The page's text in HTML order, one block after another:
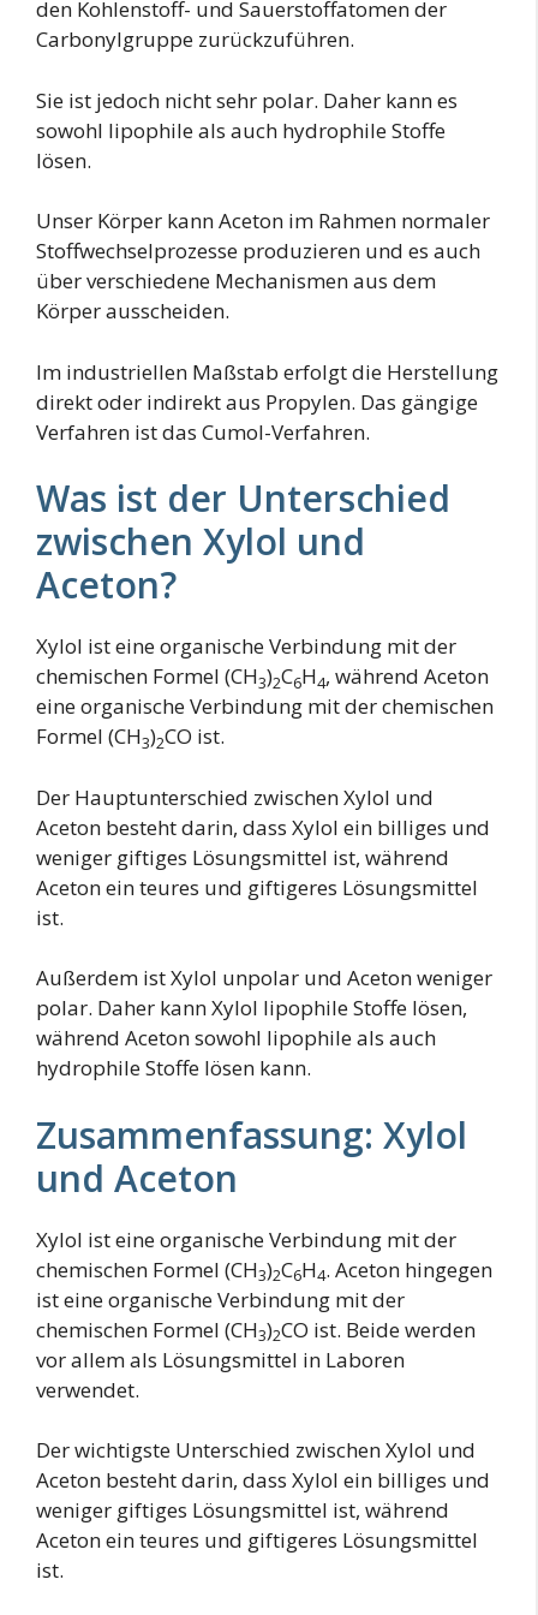
den Kohlenstoff- und Sauerstoffatomen der
Carbonylgruppe zurückzuführen.
Sie ist jedoch nicht sehr polar. Daher kann es
sowohl lipophile als auch hydrophile Stoffe
lösen.
Unser Körper kann Aceton im Rahmen normaler
Stoffwechselprozesse produzieren und es auch
über verschiedene Mechanismen aus dem
Körper ausscheiden.
Im industriellen Maßstab erfolgt die Herstellung
direkt oder indirekt aus Propylen. Das gängige
Verfahren ist das Cumol-Verfahren.
Was ist der Unterschied
zwischen Xylol und
Aceton?
Xylol ist eine organische Verbindung mit der
chemischen Formel (CH3)2C6H4, während Aceton
eine organische Verbindung mit der chemischen
Formel (CH3)2CO ist.
Der Hauptunterschied zwischen Xylol und
Aceton besteht darin, dass Xylol ein billiges und
weniger giftiges Lösungsmittel ist, während
Aceton ein teures und giftigeres Lösungsmittel
ist.
Außerdem ist Xylol unpolar und Aceton weniger
polar. Daher kann Xylol lipophile Stoffe lösen,
während Aceton sowohl lipophile als auch
hydrophile Stoffe lösen kann.
Zusammenfassung: Xylol
und Aceton
Xylol ist eine organische Verbindung mit der
chemischen Formel (CH3)2C6H4. Aceton hingegen
ist eine organische Verbindung mit der
chemischen Formel (CH3)2CO ist. Beide werden
vor allem als Lösungsmittel in Laboren
verwendet.
Der wichtigste Unterschied zwischen Xylol und
Aceton besteht darin, dass Xylol ein billiges und
weniger giftiges Lösungsmittel ist, während
Aceton ein teures und giftigeres Lösungsmittel
ist.